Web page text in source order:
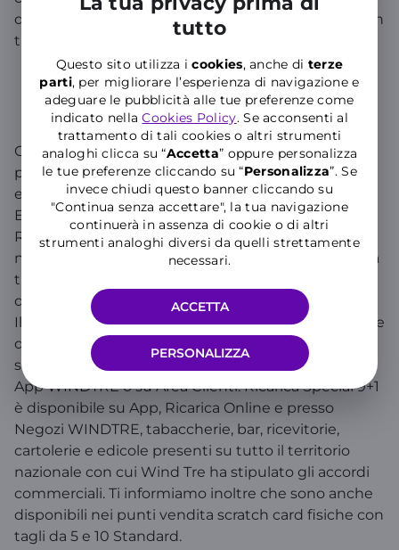
tutto
Questo sito utilizza icookies, anche di terze
parti, per migliorare l’esperienza di navigazione e
adeguare le pubblicità alle tue preferenze come
indicato nellaCookies Policy. Se acconsenti al
trattamento di tali cookies o altri strumenti
analoghi clicca su “Accetta” oppure personalizza
le tue preferenze cliccando su “Personalizza”. Se
invece chiudi questo banner cliccando su
"Continua senza accettare", la tua navigazione
continuerà in assenza di cookie o di altri
strumenti analoghi diversi da quelli strettamente
necessari.
PERSONALIZZA
ACCETTA
disponibili nei punti vendita scratch card fisiche con
tagli da 5 e 10 Standard.
Ricarica Special 9+1
Con Ricarica Special 9+1 hai GIGA e Minuti illimitati
per 24 ore e 9€ di credito prepagato. I GB possono
essere utilizzati anche nei Paesi dell'Unione
Europea, nel rispetto delle condizioni del
Regolamento Europeo 2016/2286. Riceverai sul
numero ricaricato, entro un massimo di 24 ore dalla
tua richiesta, un SMS di avvenuta ricarica e un SMS
di conferma attivazione dell’offerta GIGA e Minuti
Illimitati. I GB e Minuti illimitati sono validi per 24 ore
dalla conferma di avvenuta ricarica. Per verificare la
scadenza dell’offerta GIGA e Minuti Illimitati vai su
App WINDTRE o su Area Clienti. Ricarica Special 9+1
è disponibile su App, Ricarica Online e presso
Negozi WINDTRE, tabaccherie, bar, ricevitorie,
cartolerie e edicole presenti su tutto il territorio
nazionale con cui Wind Tre ha stipulato gli accordi
commerciali. Ti informiamo inoltre che sono anche
disponibili nei punti vendita scratch card fisiche con
tagli da 5 e 10 Standard.